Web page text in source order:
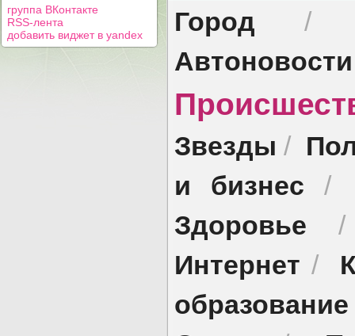
группа ВКонтакте
RSS-лента
добавить виджет в yandex
Город
Автоновости
Звезды /
и бизнес /
Здоровье
Интернет /
образование